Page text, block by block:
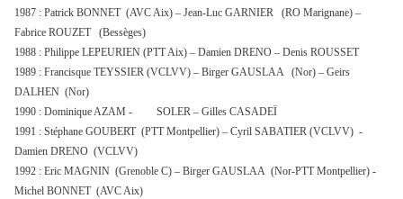
1987 : Patrick BONNET (AVC Aix) – Jean-Luc GARNIER (RO Marignane) –
Fabrice ROUZET (Bessèges)
1988 : Philippe LEPEURIEN (PTT Aix) – Damien DRENO – Denis ROUSSET
1989 : Francisque TEYSSIER (VCLVV) – Birger GAUSLAA (Nor) – Geirs
DALHEN (Nor)
1990 : Dominique AZAM - SOLER – Gilles CASADEÏ
1991 : Stéphane GOUBERT (PTT Montpellier) – Cyril SABATIER (VCLVV) -
Damien DRENO (VCLVV)
1992 : Eric MAGNIN (Grenoble C) – Birger GAUSLAA (Nor-PTT Montpellier) -
Michel BONNET (AVC Aix)